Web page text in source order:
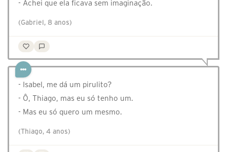
- Achei que ela ficava sem imaginação.
(Gabriel, 8 anos)
- Isabel, me dá um pirulito?
- Ô, Thiago, mas eu só tenho um.
- Mas eu só quero um mesmo.
(Thiago, 4 anos)